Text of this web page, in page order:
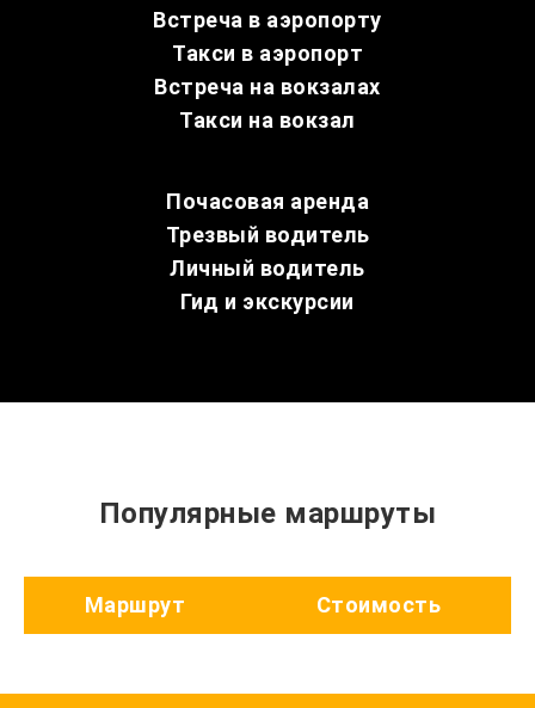
Встреча в аэропорту
Такси в аэропорт
Встреча на вокзалах
Такси на вокзал
Почасовая аренда
Трезвый водитель
Личный водитель
Гид и экскурсии
Популярные маршруты
Маршрут Стоимость